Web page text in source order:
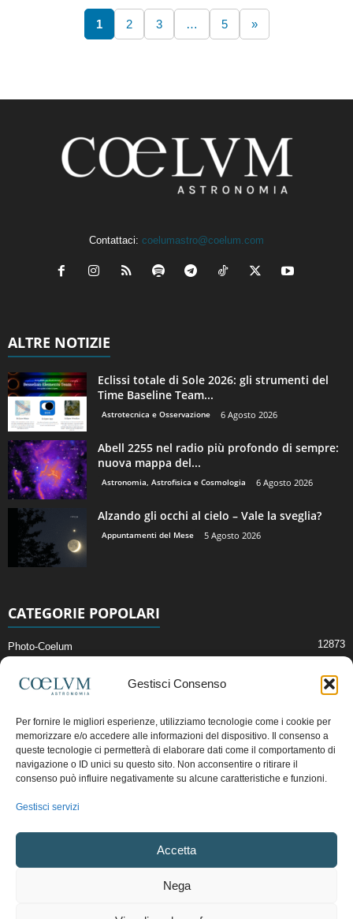
Gestisci Consenso
Per fornire le migliori esperienze, utilizziamo tecnologie come i cookie per
memorizzare e/o accedere alle informazioni del dispositivo. Il consenso a
queste tecnologie ci permetterà di elaborare dati come il comportamento di
navigazione o ID unici su questo sito. Non acconsentire o ritirare il
consenso può influire negativamente su alcune caratteristiche e funzioni.
Gestisci servizi
Accetta
Nega
1 2 3 … 5 »
Contattaci: coelumastro@coelum.com
ALTRE NOTIZIE
Eclissi totale di Sole 2026: gli strumenti del
Time Baseline Team...
Astrotecnica e Osservazione 6 Agosto 2026
Abell 2255 nel radio più profondo di sempre:
nuova mappa del...
Astronomia, Astrofisica e Cosmologia 6 Agosto 2026
Alzando gli occhi al cielo – Vale la sveglia?
Appuntamenti del Mese 5 Agosto 2026
CATEGORIE POPOLARI
Photo-Coelum 12873
News di Astronomia 2409
Cielo del Mese
Astronomia, Astrofisica e Cosmologia
Articoli e Risorse On-Line
Copyright © 1997 - 2024 vietata la riproduzione.
Termini e Condizioni di Vendita